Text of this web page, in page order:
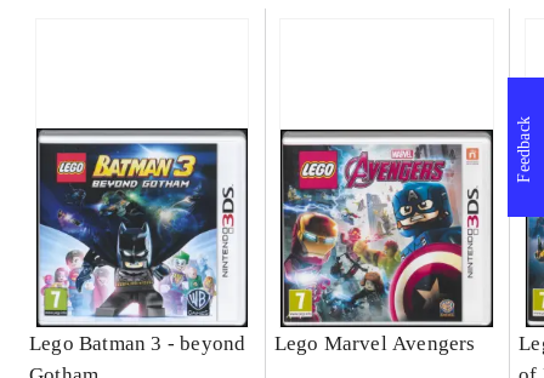
Lego Batman 3 - beyond
Lego Marvel Avengers
Feedback